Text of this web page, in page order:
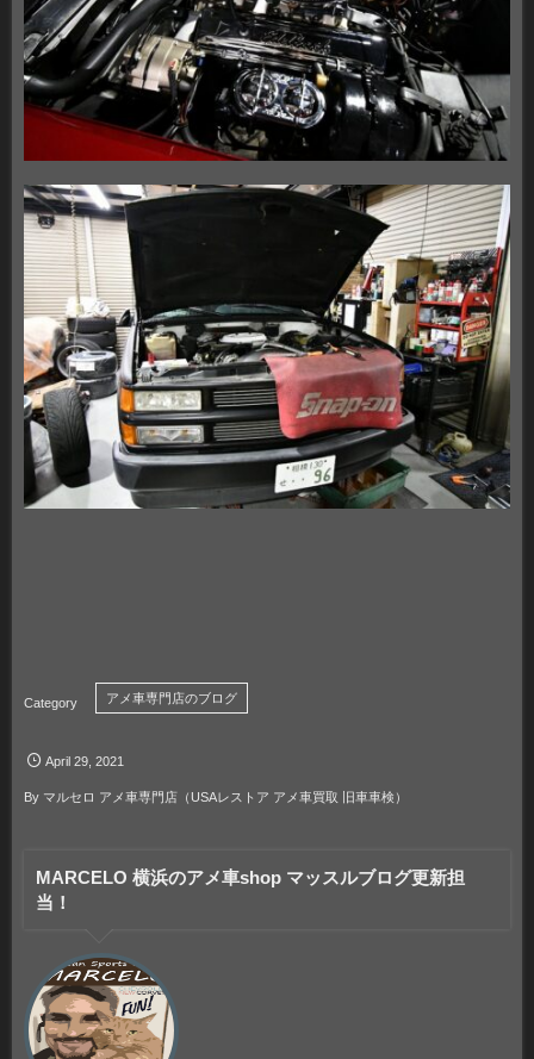
アメ車専門店のブログ
April 29 ,2021
By マルセロ アメ車専門店（USAレストア アメ車買取 旧車車検）
MARCELO 横浜のアメ車shop マッスルブログ更新担
当！